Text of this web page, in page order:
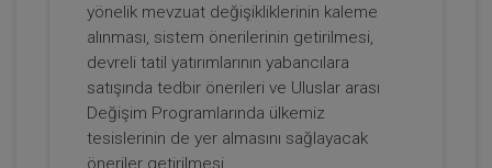
Kira Hukuku - 2 - IV. Borçlar Hukuku
Kongresi - II. Oturum
yönelik mevzuat değişikliklerinin kaleme
alınması, sistem önerilerinin getirilmesi,
devreli tatil yatırımlarının yabancılara
satışında tedbir önerileri ve Uluslar arası
Değişim Programlarında ülkemiz
tesislerinin de yer almasını sağlayacak
öneriler getirilmesi